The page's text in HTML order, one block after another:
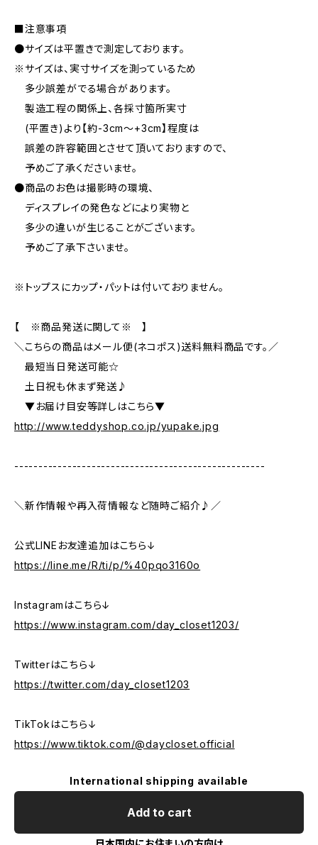
■注意事項
●サイズは平置きで測定しております。
※サイズは、実寸サイズを測っているため
多少誤差がでる場合があります。
製造工程の関係上、各採寸箇所実寸
(平置き)より【約-3cm〜+3cm】程度は
誤差の許容範囲とさせて頂いておりますので、
予めご了承くださいませ。
●商品のお色は撮影時の環境、
ディスプレイの発色などにより実物と
多少の違いが生じることがございます。
予めご了承下さいませ。
※トップスにカップ・パットは付いておりません。
【 ※商品発送に関して※ 】
＼こちらの商品はメール便(ネコポス)送料無料商品です。／
最短当日発送可能☆
土日祝も休まず発送♪
▼お届け目安等詳しはこちら▼
http://www.teddyshop.co.jp/yupake.jpg
----------------------------------------------------
＼新作情報や再入荷情報など随時ご紹介♪／
公式LINEお友達追加はこちら↓
https://line.me/R/ti/p/%40pqo3160o
Instagramはこちら↓
https://www.instagram.com/day_closet1203/
Twitterはこちら↓
https://twitter.com/day_closet1203
TikTokはこちら↓
https://www.tiktok.com/@daycloset.official
International shipping available
Add to cart